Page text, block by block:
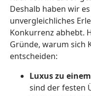
Deshalb haben wir
unvergleichliches
Konkurrenz abhebt.
Gründe, warum sich
entscheiden:
Luxus zu
sind der festen